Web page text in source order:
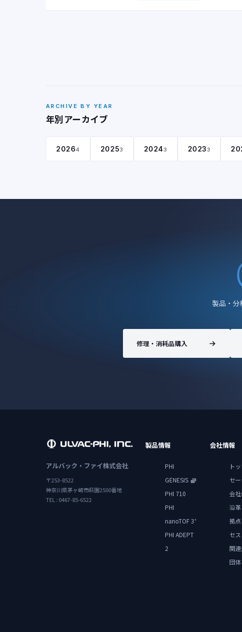
ARCHIVE BY YEAR
年別アーカイブ
20264 20253 20243 20233
製品・分
修理・消耗品購入
アルバック・ファイ株式会社
〒253-8522
神奈川県茅ヶ崎市萩園2500番地
TEL : 0467-85-6522
製品情報
PHI
GENESIS
PHI 710
PHI
nanoTOF 3+
PHI ADEPT
2
会社情報
ト
セ
会社
沿革
拠
セス
関連
団体